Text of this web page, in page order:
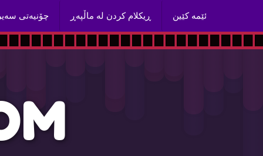
ئێمه‌ كێین ڕیكلام كردن له‌ ماڵپه‌ڕ چۆنیه‌تی
M